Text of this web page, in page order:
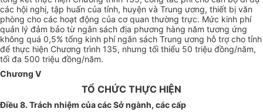
các hội nghị, tập huấn của tỉnh, huyện và Trung ương, thiết bị văn
phòng cho các hoạt động của cơ quan thường trực. Mức kinh phí
quản lý đảm bảo từ ngân sách địa phương hàng năm tương ứng
không quá 0,5% tổng kinh phí ngân sách Trung ương hỗ trợ cho tỉnh
để thực hiện Chương trình 135, nhưng tối thiểu 50 triệu đồng/năm,
tối đa 500 triệu đồng/năm.
Chương V
TỔ CHỨC THỰC HIỆN
Điều 8. Trách nhiệm của các Sở ngành, các cấp